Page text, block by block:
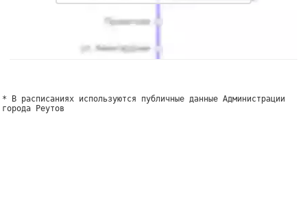
* В расписаниях используются публичные данные Администрации
города Реутов